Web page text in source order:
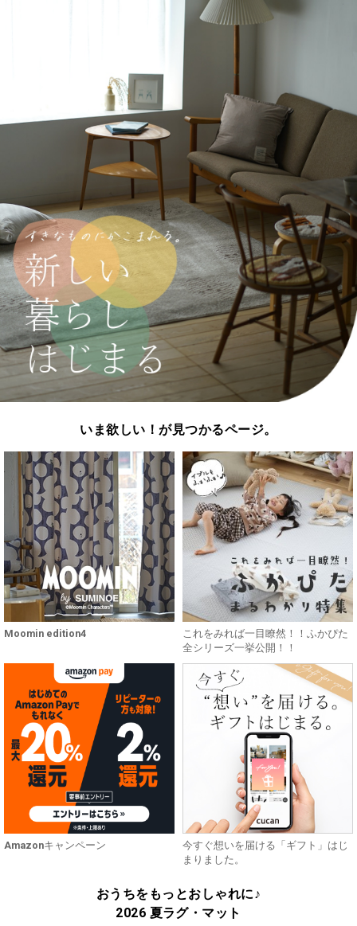
いま欲しい！が見つかるページ。
Moomin edition4
これをみれば一目瞭然！！ふかぴた
全シリーズ一挙公開！！
Amazonキャンペーン
今すぐ想いを届ける「ギフト」はじ
まりました。
おうちをもっとおしゃれに♪
2026 夏ラグ・マット